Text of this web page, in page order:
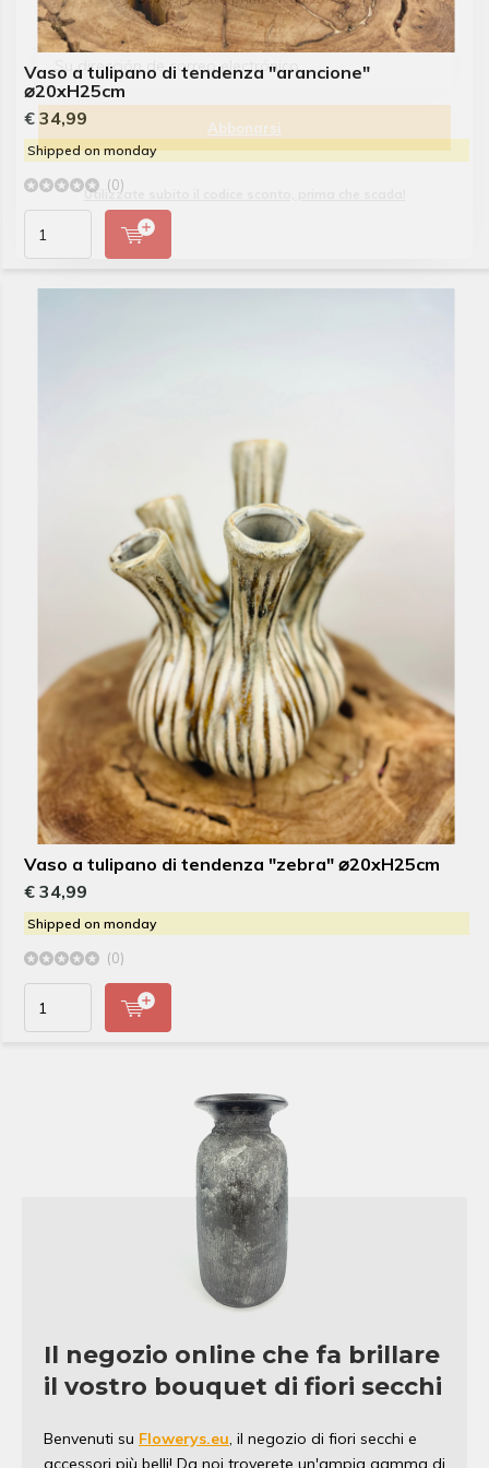
Vaso a tulipano di tendenza "arancione"
⌀20xH25cm
€ 34,99
Shipped on monday
(0)
Vaso a tulipano di tendenza "zebra" ⌀20xH25cm
€ 34,99
Shipped on monday
(0)
Il negozio online che fa brillare
il vostro bouquet di fiori secchi
Benvenuti su Flowerys.eu, il negozio di fiori secchi e
accessori più belli! Da noi troverete un'ampia gamma di
Abbonarsi
Utilizzate subito il codice sconto, prima che scada!